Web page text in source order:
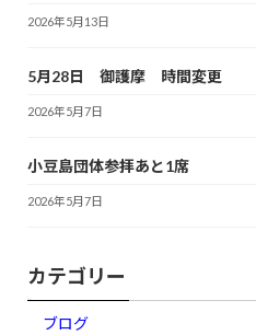
2026年5月13日
5月28日 御護摩 時間変更
2026年5月7日
小豆島団体参拝あと1席
2026年5月7日
カテゴリー
ブログ